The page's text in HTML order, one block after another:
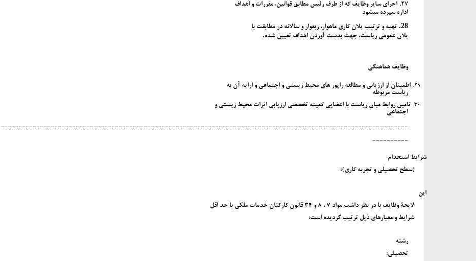
27. اجرای سایر وظایف که از طرف رئیس مطابق قوانین، مقررات و اهداف
اداره سپرده میشود
28. تهیه و ترتیب پلان کاری ماهوار، ربعوار و سالانه در مطابقت با
پلان عمومی ریاست، جهت بدست آوردن اهداف تعیین شده.
وظایف هماهنگی
29. اطمینان از ارزیابی و مطالعه راپور های محیط زیستی و اجتماعی و ارایه آن به
ریاست مربوطه
30. تامین روابط میان ریاست با اعضایی کمیته تخصصی ارزیابی اثرات محیط زیستی و
اجتماعی
------------------------------------------------------------------------------------------------------------------
----------
شرایط استخدام
(سطح تحصیلی و تجربه کاری):
این
لایحۀ وظایف با در نظر داشت مواد 7 ، 8 و 34 قانون کارکنان خدمات ملکی با حد اقل
شرایط و معیارهای ذیل ترتیب گردیده است:
رشته
تحصیلی: